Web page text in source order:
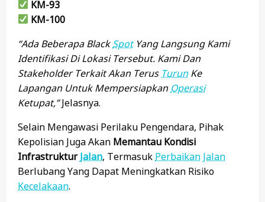
KM-93
KM-100
“Ada Beberapa BlackSpotYang Langsung Kami
Identifikasi Di Lokasi Tersebut. Kami Dan
Stakeholder Terkait Akan Terus TurunKe
Lapangan Untuk Mempersiapkan Operasi
Ketupat,”Jelasnya.
Selain Mengawasi Perilaku Pengendara, Pihak
Kepolisian Juga Akan Memantau Kondisi
InfrastrukturJalan, Termasuk Perbaikan Jalan
Berlubang Yang Dapat Meningkatkan Risiko
Kecelakaan.